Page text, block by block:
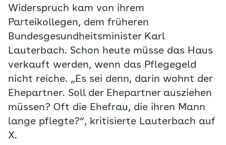
Widerspruch kam von ihrem
Parteikollegen, dem früheren
Bundesgesundheitsminister Karl
Lauterbach. Schon heute müsse das Haus
verkauft werden, wenn das Pflegegeld
nicht reiche. „Es sei denn, darin wohnt der
Ehepartner. Soll der Ehepartner ausziehen
müssen? Oft die Ehefrau, die ihren Mann
lange pflegte?“, kritisierte Lauterbach auf
X.